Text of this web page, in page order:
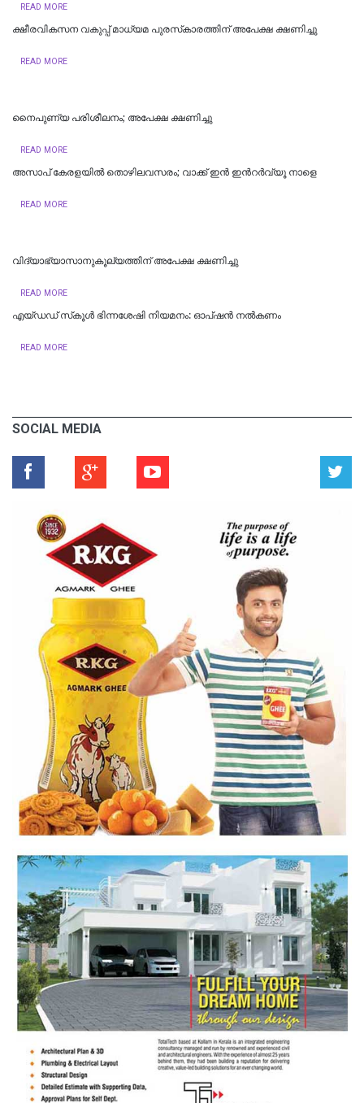
READ MORE
ക്ഷീരവികസന വകുപ്പ് മാധ്യമ പുരസ്‌കാരത്തിന് അപേക്ഷ ക്ഷണിച്ചു
READ MORE
നൈപുണ്യ പരിശീലനം; അപേക്ഷ ക്ഷണിച്ചു
READ MORE
അസാപ് കേരളയിൽ തൊഴിലവസരം; വാക്ക് ഇൻ ഇന്‍റർവ്യൂ നാളെ
READ MORE
വിദ്യാഭ്യാസാനുകൂല്യത്തിന് അപേക്ഷ ക്ഷണിച്ചു
READ MORE
എയ്ഡഡ് സ്‌കൂൾ ഭിന്നശേഷി നിയമനം: ഓപ്ഷൻ നൽകണം
READ MORE
SOCIAL MEDIA